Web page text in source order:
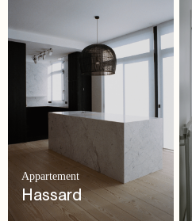
Appartement
Hassard